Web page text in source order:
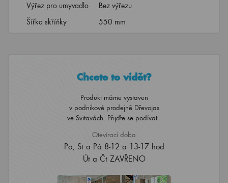
Výřez pro umyvadlo
Bez výřezu
Šířka skříňky
550 mm
Chcete to vidět?
Produkt máme vystaven
v podnikové prodejně Dřevojas
ve Svitavách. Přijďte se podívat..
Otevírací doba
Po, St a Pá 8-12 a 13-17 hod
Út a Čt ZAVŘENO